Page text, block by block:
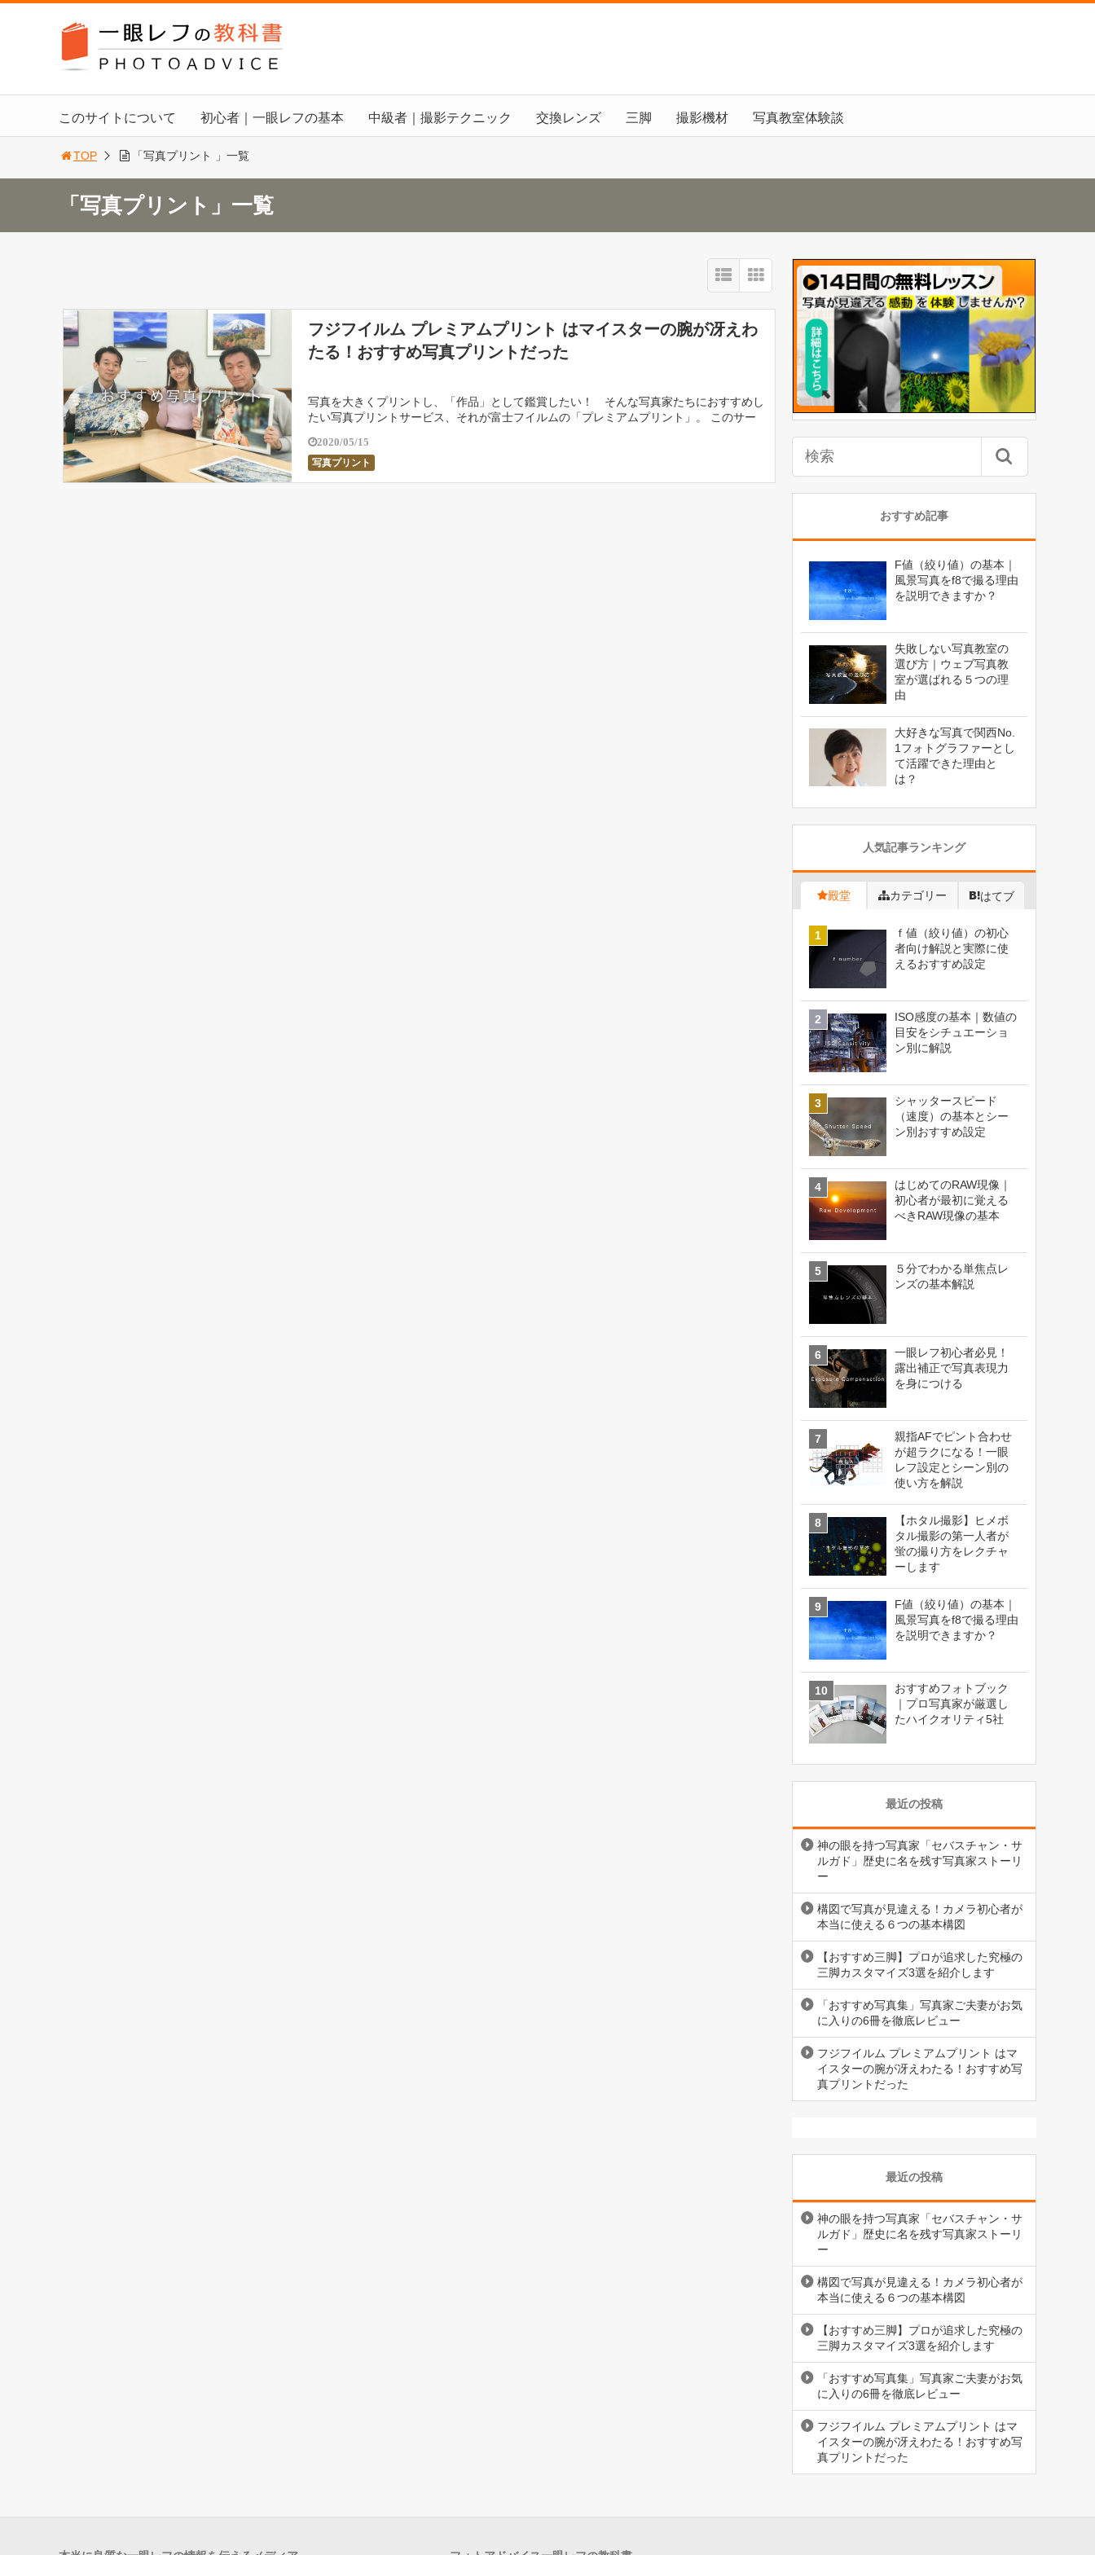
このサイトについて 初心者｜一眼レフの基本 中級者｜撮影テクニック 交換レンズ 三脚 撮影機材 写真教室体験談
TOP 「写真プリント 」一覧
「写真プリント」一覧
フジフイルム プレミアムプリント はマイスターの腕が冴えわ
たる！おすすめ写真プリントだった
写真を大きくプリントし、「作品」として鑑賞したい！ そんな写真家たちにおすすめし
たい写真プリントサービス、それが富士フイルムの「プレミアムプリント」。 このサー
2020/05/15
写真プリント
おすすめ記事
F値（絞り値）の基本｜
風景写真をf8で撮る理由
を説明できますか？
失敗しない写真教室の
選び方｜ウェブ写真教
室が選ばれる５つの理
由
大好きな写真で関西No.
1フォトグラファーとし
て活躍できた理由と
は？
人気記事ランキング
殿堂 カテゴリー はてブ
ｆ値（絞り値）の初心
者向け解説と実際に使
えるおすすめ設定
ISO感度の基本｜数値の
目安をシチュエーショ
ン別に解説
シャッタースピード
（速度）の基本とシー
ン別おすすめ設定
はじめてのRAW現像｜
初心者が最初に覚える
べきRAW現像の基本
５分でわかる単焦点レ
ンズの基本解説
一眼レフ初心者必見！
露出補正で写真表現力
を身につける
親指AFでピント合わせ
が超ラクになる！一眼
レフ設定とシーン別の
使い方を解説
【ホタル撮影】ヒメボ
タル撮影の第一人者が
蛍の撮り方をレクチャ
ーします
F値（絞り値）の基本｜
風景写真をf8で撮る理由
を説明できますか？
おすすめフォトブック
｜プロ写真家が厳選し
たハイクオリティ5社
最近の投稿
神の眼を持つ写真家「セバスチャン・サ
ルガド」歴史に名を残す写真家ストーリ
ー
構図で写真が見違える！カメラ初心者が
本当に使える６つの基本構図
【おすすめ三脚】プロが追求した究極の
三脚カスタマイズ3選を紹介します
「おすすめ写真集」写真家ご夫妻がお気
に入りの6冊を徹底レビュー
フジフイルム プレミアムプリント はマ
イスターの腕が冴えわたる！おすすめ写
真プリントだった
最近の投稿
神の眼を持つ写真家「セバスチャン・サ
ルガド」歴史に名を残す写真家ストーリ
ー
構図で写真が見違える！カメラ初心者が
本当に使える６つの基本構図
【おすすめ三脚】プロが追求した究極の
三脚カスタマイズ3選を紹介します
「おすすめ写真集」写真家ご夫妻がお気
に入りの6冊を徹底レビュー
フジフイルム プレミアムプリント はマ
イスターの腕が冴えわたる！おすすめ写
真プリントだった